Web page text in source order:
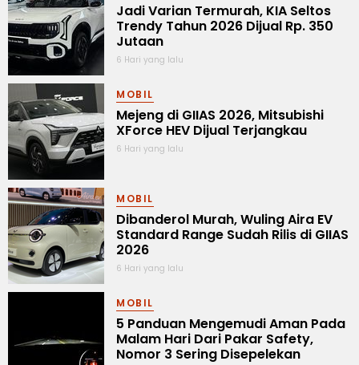
Jadi Varian Termurah, KIA Seltos
Trendy Tahun 2026 Dijual Rp. 350
Jutaan
6 Hari yang lalu
MOBIL
Mejeng di GIIAS 2026, Mitsubishi
XForce HEV Dijual Terjangkau
6 Hari yang lalu
MOBIL
Dibanderol Murah, Wuling Aira EV
Standard Range Sudah Rilis di GIIAS
2026
6 Hari yang lalu
MOBIL
5 Panduan Mengemudi Aman Pada
Malam Hari Dari Pakar Safety,
Nomor 3 Sering Disepelekan